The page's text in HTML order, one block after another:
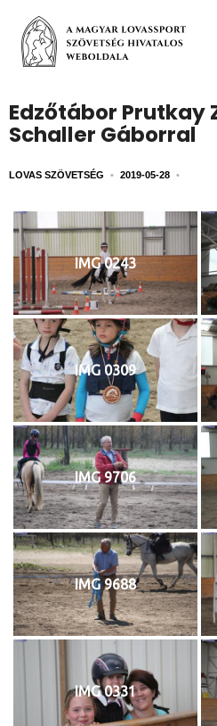
Edzőtábor Prutkay
Schaller Gáborral
LOVAS SZÖVETSÉG • 2019-05-28 •
IMG 0243
IMG 0309
IMG 9706
IMG 9688
IMG 0331